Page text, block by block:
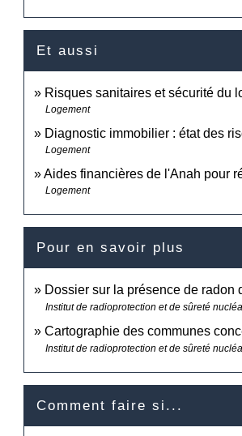
Et aussi
Risques sanitaires et sécurité du
Logement
Diagnostic immobilier : état des
Logement
Aides financières de l'Anah pour
Logement
Pour en savoir plus
Dossier sur la présence de radon
Institut de radioprotection et de sûreté
Cartographie des communes
Institut de radioprotection et de sûreté
Comment faire si...